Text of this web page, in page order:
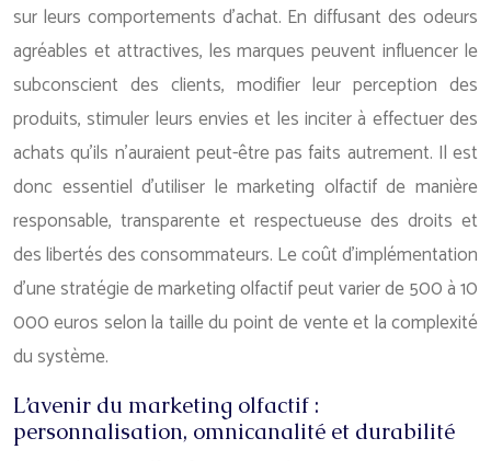
sur leurs comportements d’achat. En diffusant des odeurs
agréables et attractives, les marques peuvent influencer le
subconscient des clients, modifier leur perception des
produits, stimuler leurs envies et les inciter à effectuer des
achats qu’ils n’auraient peut-être pas faits autrement. Il est
donc essentiel d’utiliser le marketing olfactif de manière
responsable, transparente et respectueuse des droits et
des libertés des consommateurs. Le coût d’implémentation
d’une stratégie de marketing olfactif peut varier de 500 à 10
000 euros selon la taille du point de vente et la complexité
du système.
L’avenir du marketing olfactif :
personnalisation, omnicanalité et durabilité